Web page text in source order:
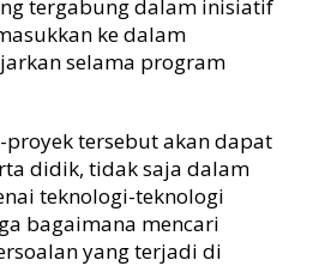
tergabung dalam inisiatif
ke dalam
selama program
tersebut akan dapat
didik, tidak saja dalam
teknologi-teknologi
bagaimana mencari
yang terjadi di